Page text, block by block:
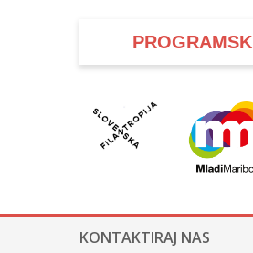
KONTAKTIRAJ NAS